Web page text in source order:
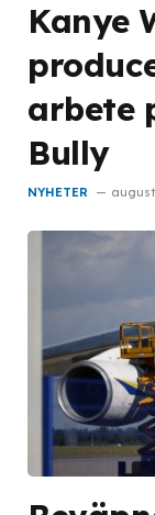
Kanye
arbete
Bully
NYHETER